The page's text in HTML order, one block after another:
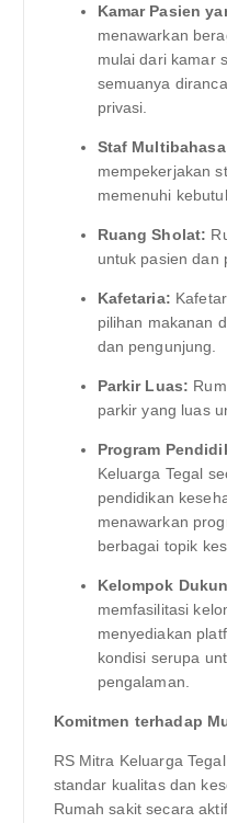
Kamar Pasien
menawarkan
mulai dari kamar
semuanya
privasi.
Staf
mempekerjakan
memenuhi
Ruang Sholat:
untuk pasien dan
Kafetaria:
pilihan makanan
dan pengunjung.
Parkir Luas:
parkir yang luas
Program
Keluarga Tegal
pendidikan
menawarkan
berbagai topik
Kelompok
memfasilitasi
menyediakan
kondisi serupa
pengalaman.
Komitmen terhadap
RS Mitra Keluarga
standar kualitas dan
Rumah sakit secara